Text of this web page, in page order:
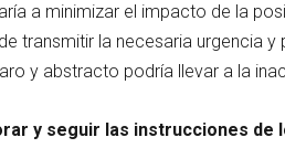
a minimizar el impacto de la
transmitir la necesaria urgencia
y abstracto podría llevar a la
y seguir las instrucciones de